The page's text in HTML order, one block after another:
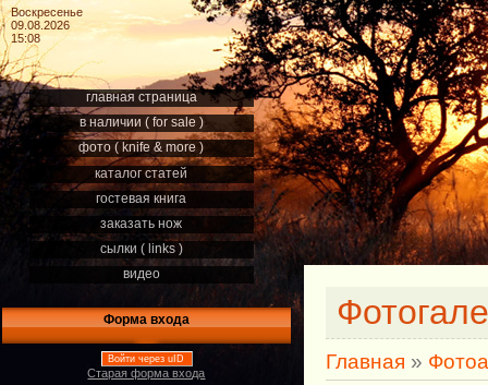
Воскресенье
09.08.2026
15:08
главная страница
в наличии ( for sale )
фото ( knife & more )
каталог статей
гостевая книга
заказать нож
сылки ( links )
видео
Форма входа
Войти через uID
Старая форма входа Главная »